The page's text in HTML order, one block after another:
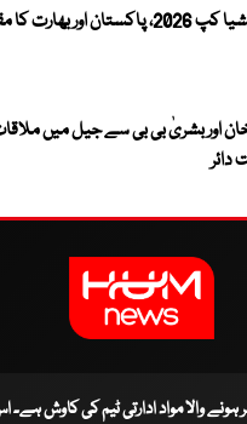
ویمنز ایشیا کپ 2026، پاکستان اور
اور بشریٰ بی بی سے جیل میں
دائر
ہونے والا مواد ادارتی ٹیم کی کاوش ہے۔